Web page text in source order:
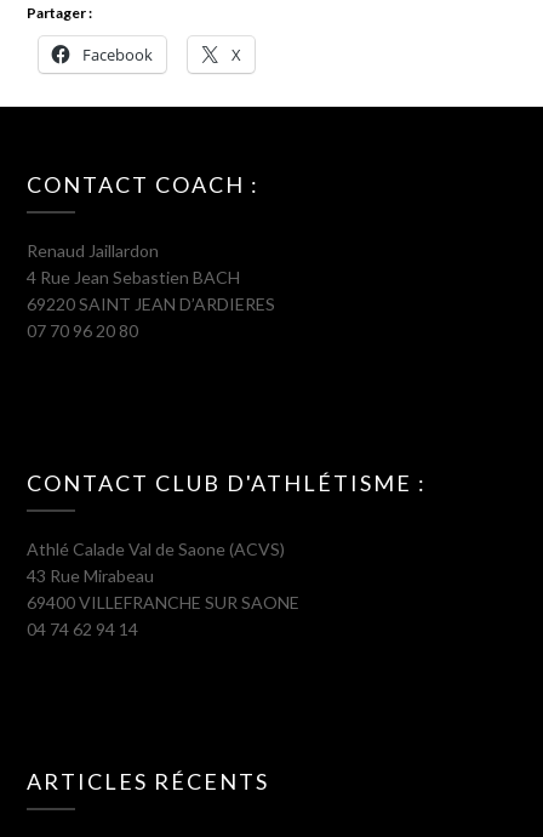
Partager :
Facebook X
CONTACT COACH :
Renaud Jaillardon
4 Rue Jean Sebastien BACH
69220 SAINT JEAN D’ARDIERES
07 70 96 20 80
CONTACT CLUB D'ATHLÉTISME :
Athlé Calade Val de Saone (ACVS)
43 Rue Mirabeau
69400 VILLEFRANCHE SUR SAONE
04 74 62 94 14
ARTICLES RÉCENTS